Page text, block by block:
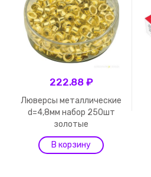
222.88 ₽
Люверсы металлические
d=4,8мм набор 250шт
золотые